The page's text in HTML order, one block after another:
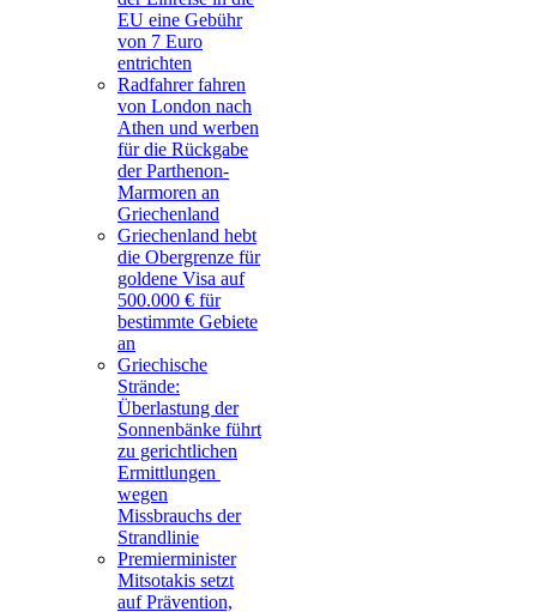
EU eine Gebühr
von 7 Euro
entrichten
Radfahrer fahren
von London nach
Athen und werben
für die Rückgabe
der Parthenon-
Marmoren an
Griechenland
Griechenland hebt
die Obergrenze für
goldene Visa auf
500.000 € für
bestimmte Gebiete
an
Griechische
Strände:
Überlastung der
Sonnenbänke führt
zu gerichtlichen
Ermittlungen
wegen
Missbrauchs der
Strandlinie
Premierminister
Mitsotakis setzt
auf Prävention,